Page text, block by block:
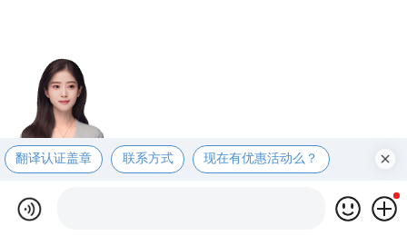
翻译认证盖章 联系方式 现在有优惠活动么？